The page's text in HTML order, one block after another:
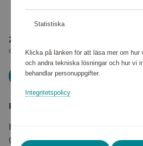
20 480 poäng
eller
256 kr
Logga in för att kunna
Produktbeskrivning
En spelklassiker, där de högklassiga
garanterar flera utmanande
Statistiska
Klicka på länken för att läsa mer om hur
och andra tekniska lösningar och hur vi
behandlar personuppgifter.
Integritetspolicy